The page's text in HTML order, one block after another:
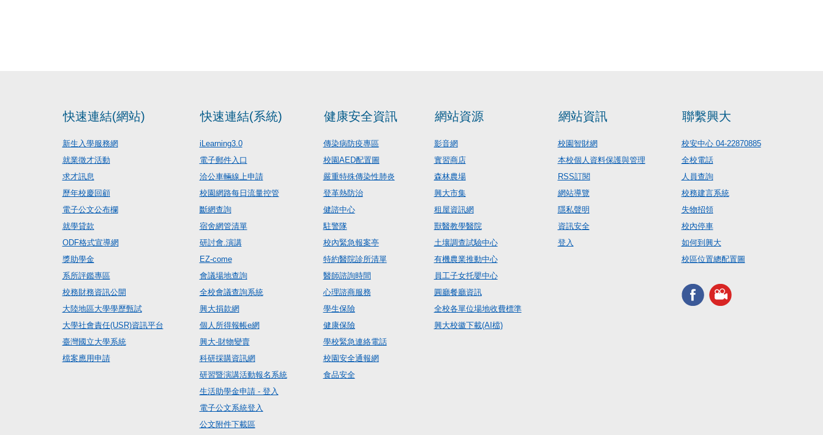
快速連結(網站)
新生入學服務網
就業徵才活動
求才訊息
歷年校慶回顧
電子公文公布欄
就學貸款
ODF格式宣導網
獎助學金
系所評鑑專區
校務財務資訊公開
大陸地區大學學歷甄試
大學社會責任(USR)資訊平台
臺灣國立大學系統
檔案應用申請
快速連結(系統)
iLearning3.0
電子郵件入口
洽公車輛線上申請
校園網路每日流量控管
斷網查詢
宿舍網管清單
研討會.演講
EZ-come
會議場地查詢
全校會議查詢系統
興大捐款網
個人所得報帳e網
興大-財物變賣
科研採購資訊網
研習暨演講活動報名系統
生活助學金申請 - 登入
電子公文系統登入
公文附件下載區
健康安全資訊
傳染病防疫專區
校園AED配置圖
嚴重特殊傳染性肺炎
登革熱防治
健諮中心
駐警隊
校內緊急報案亭
特約醫院診所清單
醫師諮詢時間
心理諮商服務
學生保險
健康保險
學校緊急連絡電話
校園安全通報網
食品安全
網站資源
影音網
實習商店
森林農場
興大市集
租屋資訊網
獸醫教學醫院
土壤調查試驗中心
有機農業推動中心
員工子女托嬰中心
圓廳餐廳資訊
全校各單位場地收費標準
興大校徽下載(AI檔)
網站資訊
校園智財網
本校個人資料保護與管理
RSS訂閱
網站導覽
隱私聲明
資訊安全
登入
聯繫興大
校安中心 04-22870885
全校電話
人員查詢
校務建言系統
失物招領
校內停車
如何到興大
校區位置總配置圖